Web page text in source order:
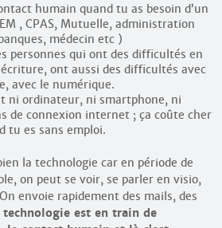
humain quand tu as besoin d’un
, CPAS, Mutuelle, administration
médecin etc )
personnes qui ont des difficultés en
ont aussi des difficultés avec
avec le numérique.
ni ordinateur, ni smartphone, ni
de connexion internet ; ça coûte cher
tu es sans emploi.
la technologie car en période de
on peut se voir, se parler en visio,
envoie rapidement des mails, des
technologie est en train de